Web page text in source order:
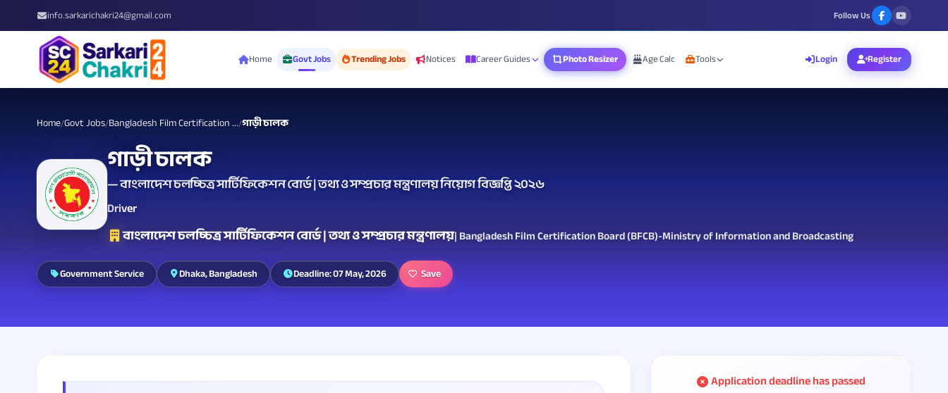
info.sarkarichakri24@gmail.com Follow Us
Home Govt Jobs Trending Jobs Notices Career Guides Photo Resizer Age Calc Tools Login Register
Home/Govt Jobs/Bangladesh Film Certification .../গাড়ী চালক
গাড়ী চালক
— বাংলাদেশ চলচ্চিত্র সার্টিফিকেশন বোর্ড | তথ্য ও সম্প্রচার মন্ত্রণালয় নিয়োগ বিজ্ঞপ্তি ২০২৬
Driver
বাংলাদেশ চলচ্চিত্র সার্টিফিকেশন বোর্ড | তথ্য ও সম্প্রচার মন্ত্রণালয়| Bangladesh Film Certification Board (BFCB)-Ministry of Information and Broadcasting
Government Service Dhaka, Bangladesh Deadline: 07 May, 2026 Save
Application deadline has passed